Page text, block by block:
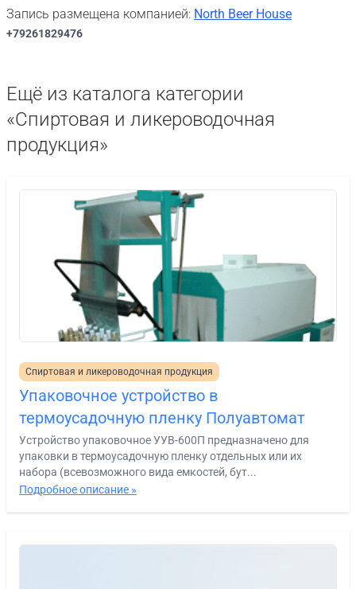
Запись размещена компанией: North Beer House
+79261829476
Ещё из каталога категории
«Спиртовая и ликероводочная
продукция»
Спиртовая и ликероводочная продукция
Упаковочное устройство в
термоусадочную пленку Полуавтомат
Устройство упаковочное УУВ-600П предназначено для
упаковки в термоусадочную пленку отдельных или их
набора (всевозможного вида емкостей, бут...
Подробное описание »